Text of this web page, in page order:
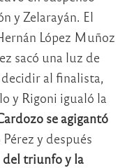
y Zelarayán. El
López Muñoz
sacó una luz de
al finalista,
y Rigoni igualó la
se agigantó
Pérez y después
del triunfo y la